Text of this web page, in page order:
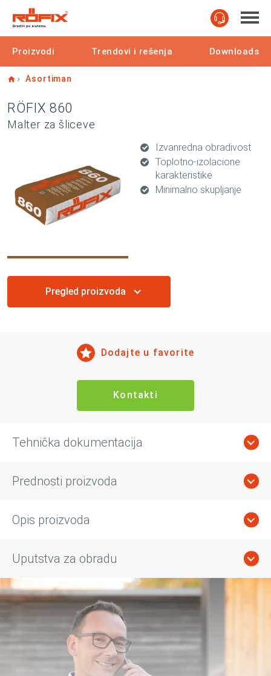
Proizvodi Trendovi i rešenja Downloads
Home
Asortiman
RÖFIX 860
Malter za šliceve
Izvanredna obradivost
Toplotno-izolacione
karakteristike
Minimalno skupljanje
Pregled proizvoda
Dodajte u favorite
Kontakti
Tehnička dokumentacija
Prednosti proizvoda
Opis proizvoda
Uputstva za obradu